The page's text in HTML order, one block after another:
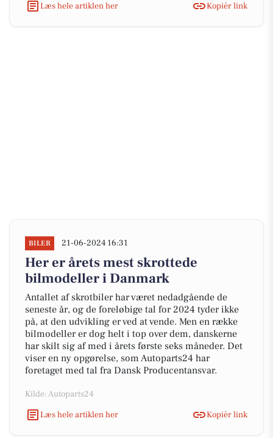
Læs hele artiklen her Kopiér link
BILER 21-06-2024 16:31
Her er årets mest skrottede
bilmodeller i Danmark
Antallet af skrotbiler har været nedadgående de
seneste år, og de foreløbige tal for 2024 tyder ikke
på, at den udvikling er ved at vende. Men en række
bilmodeller er dog helt i top over dem, danskerne
har skilt sig af med i årets første seks måneder. Det
viser en ny opgørelse, som Autoparts24 har
foretaget med tal fra Dansk Producentansvar.
Kilde: Autoparts24
Læs hele artiklen her
Kopiér link